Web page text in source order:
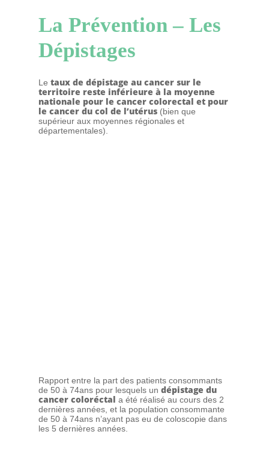
La Prévention – Les
Dépistages
Letaux de dépistage au cancer sur le
territoire reste inférieure à la moyenne
nationale pour le cancer colorectal et pour
le cancer du col de l’utérus (bien que
supérieur aux moyennes régionales et
départementales).
Rapport entre la part des patients consommants
de 50 à 74ans pour lesquels undépistage du
cancer coloréctal a été réalisé au cours des 2
dernières années, et la population consommante
de 50 à 74ans n’ayant pas eu de coloscopie dans
les 5 dernières années.